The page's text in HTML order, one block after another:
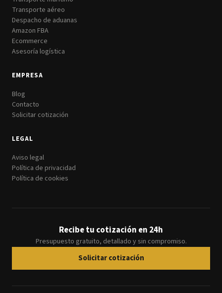
Transporte aéreo
Despacho de aduanas
Amazon FBA
Ecommerce
Asesoría logística
EMPRESA
Blog
Contacto
Solicitar cotización
LEGAL
Aviso legal
Política de privacidad
Política de cookies
Recibe tu cotización en 24h
Presupuesto gratuito, detallado y sin compromiso.
Solicitar cotización